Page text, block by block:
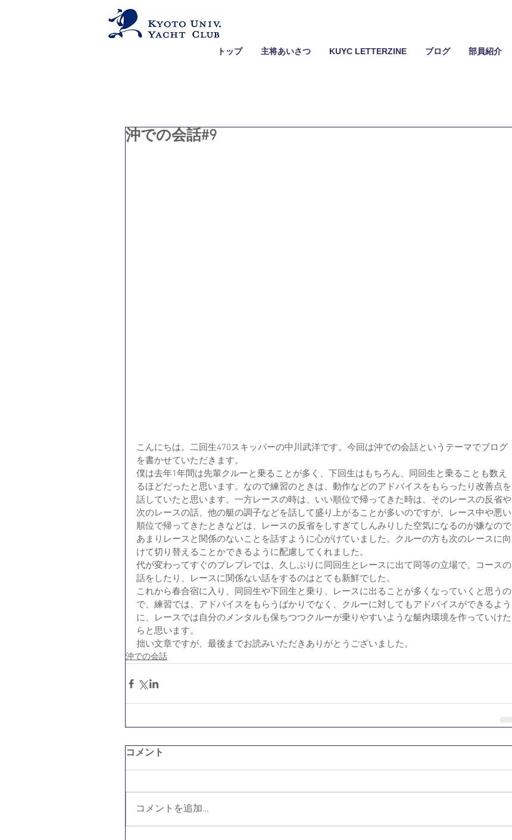
トップ 主将あいさつ KUYC LETTERZINE ブログ 部員紹介
沖での会話#9
こんにちは。二回生470スキッパーの中川武洋です。今回は沖での会話というテーマでブログ
を書かせていただきます。
僕は去年1年間は先輩クルーと乗ることが多く、下回生はもちろん、同回生と乗ることも数え
るほどだったと思います。なので練習のときは、動作などのアドバイスをもらったり改善点を
話していたと思います。一方レースの時は、いい順位で帰ってきた時は、そのレースの反省や
次のレースの話、他の艇の調子などを話して盛り上がることが多いのですが、レース中や悪い
順位で帰ってきたときなどは、レースの反省をしすぎてしんみりした空気になるのが嫌なので
あまりレースと関係のないことを話すように心がけていました。クルーの方も次のレースに向
けて切り替えることかできるように配慮してくれました。
代が変わってすぐのプレプレでは、久しぶりに同回生とレースに出て同等の立場で、コースの
話をしたり、レースに関係ない話をするのはとても新鮮でした。
これから春合宿に入り、同回生や下回生と乗り、レースに出ることが多くなっていくと思うの
で、練習では、アドバイスをもらうばかりでなく、クルーに対してもアドバイスができるよう
に、レースでは自分のメンタルも保ちつつクルーが乗りやすいような艇内環境を作っていけた
らと思います。
拙い文章ですが、最後までお読みいただきありがとうございました。
沖での会話
コメント
コメントを追加…